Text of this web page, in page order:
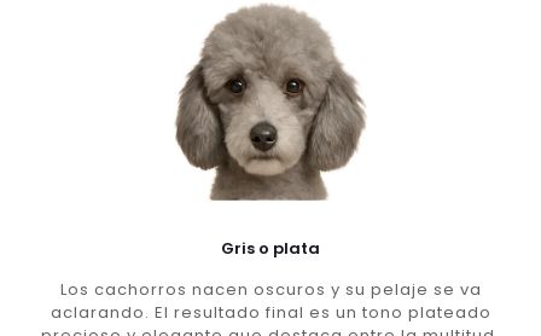
Gris o plata
Los cachorros nacen oscuros y su pelaje se va
aclarando. El resultado final es un tono plateado